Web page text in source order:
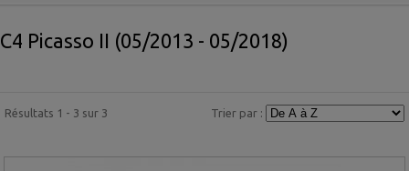
C4 Picasso II (05/2013 - 05/2018)
Résultats 1 - 3 sur 3 Trier par :